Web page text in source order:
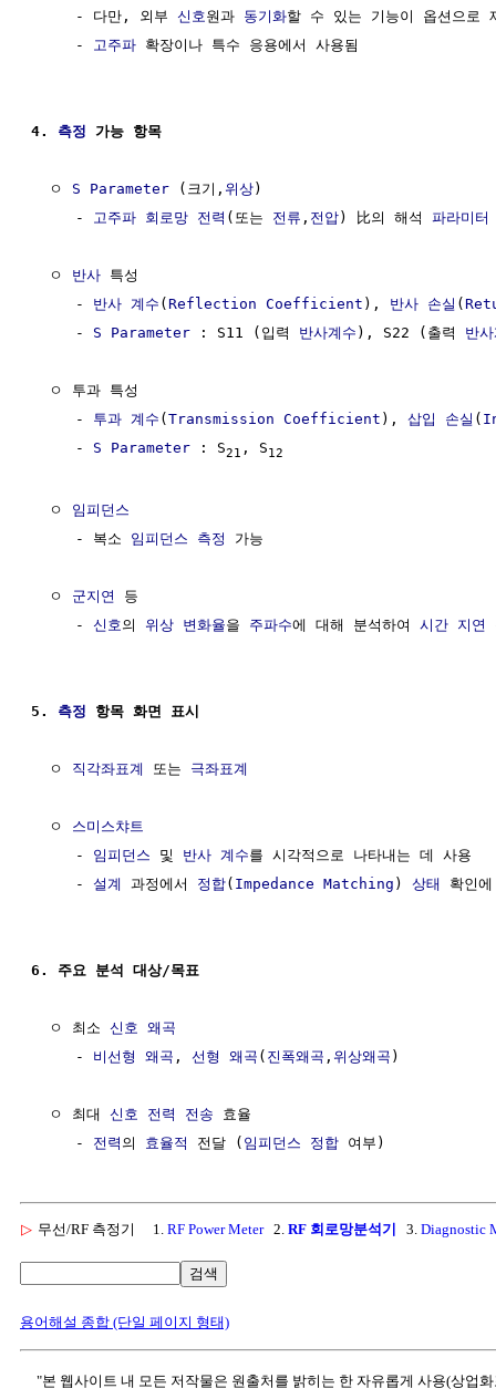
     - 다만, 외부
신호원과 동기화할 수 있는 기능이 옵션으로
     -
고주파 확장이나 특수 응용에서 사용됨
4. 측정 가능 항목
  ㅇ
S Parameter (크기, 위상)
     -
고주파 회로망 전력 (또는 전류 , 전압) 比의 해석 파라미터
  ㅇ
반사 특성
     -
반사 계수 (Reflection Coefficient ), 반사 손실 (
     -
S Parameter : S11 (입력 반사계수 ), S22 (출력 반
  ㅇ 투과 특성
     -
투과 계수 (Transmission Coefficient ), 삽입 손실 (
     -
S Parameter : S21 , S12
  ㅇ
임피던스
     - 복소
임피던스 측정 가능
  ㅇ
군지연
등
     -
신호의 위상 변화율을 주파수에 대해 분석하여 시간 지연
5. 측정 항목 화면 표시
  ㅇ
직각좌표계 또는 극좌표계
  ㅇ
스미스챠트
     -
임피던스 및 반사 계수를 시각적으로 나타내는 데 사용
     -
설계 과정에서 정합( Impedance Matching ) 상태 확인
6. 주요 분석 대상/목표
  ㅇ 최소
신호 왜곡
     -
비선형 왜곡 , 선형 왜곡 ( 진폭왜곡 , 위상왜곡 )
  ㅇ 최대
신호 전력 전송 효율
     -
전력 의 효율적 전달 ( 임피던스 정합
▷ 무선/RF 측정기 1. RF Power Meter2. RF 회로망분석기 3. Diagnostic
검색
용어해설 종합 (단일 페이지 형태)
"본 웹사이트 내 모든 저작물은 원출처를 밝히는 한 자유롭게 사용(상업